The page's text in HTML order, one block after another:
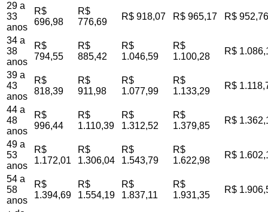
29 a
33
anos
R$
696,98
R$
776,69
R$ 918,07 R$ 965,17 R$ 952,76
34 a
38
anos
R$
794,55
R$
885,42
R$
1.046,59
R$
1.100,28
R$
39 a
43
anos
R$
818,39
R$
911,98
R$
1.077,99
R$
1.133,29
R$
44 a
48
anos
R$
996,44
R$
1.110,39
R$
1.312,52
R$
1.379,85
R$
49 a
53
anos
R$
1.172,01
R$
1.306,04
R$
1.543,79
R$
1.622,98
R$
54 a
58
anos
R$
1.394,69
R$
1.554,19
R$
1.837,11
R$
1.931,35
R$